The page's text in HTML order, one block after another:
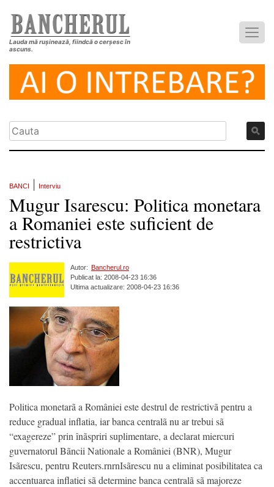
Lauda mă rușinează, fiindcă o cerșesc în
ascuns.
BANCI Interviu
Mugur Isarescu: Politica monetara
a Romaniei este suficient de
restrictiva
Autor: Bancherul.ro
Publicat la: 2008-04-23 16:36
Ultima actualizare: 2008-04-23 16:36
Politica monetarã a României este destrul de restrictivã pentru a
reduce gradual inflatia, iar banca centralã nu ar trebui sã
“exagereze” prin înãspriri suplimentare, a declarat miercuri
guvernatorul Bãncii Nationale a României (BNR), Mugur
Isãrescu, pentru Reuters.rnrnIsãrescu nu a eliminat posibilitatea ca
accentuarea inflatiei sã determine banca centralã sã majoreze